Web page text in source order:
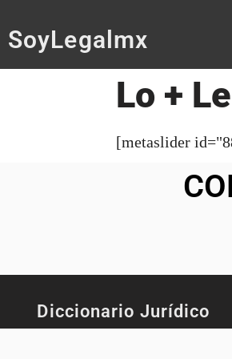
SoyLegalmx
Lo +
[metaslider
Diccionario Jurídico